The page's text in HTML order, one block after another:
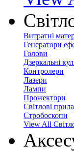
Витратні
Генератори
Голови
Дзеркальні
Контролери
Лазери
Лампи
Прожектори
Світлові
Стробоскопи
View All